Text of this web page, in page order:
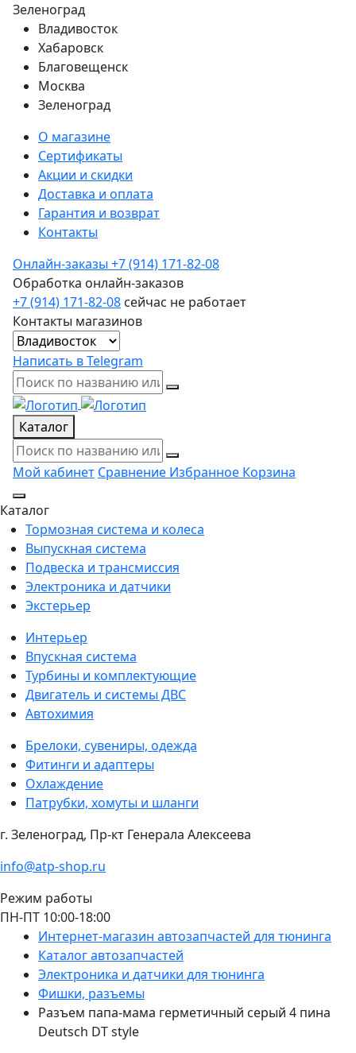
Зеленоград
Владивосток
Хабаровск
Благовещенск
Москва
Зеленоград
О магазине
Сертификаты
Акции и скидки
Доставка и оплата
Гарантия и возврат
Контакты
Онлайн-заказы +7 (914) 171-82-08
Обработка онлайн-заказов
+7 (914) 171-82-08 сейчас не работает
Контакты магазинов
Написать в Telegram
Каталог
Мой кабинет Сравнение Избранное Корзина
Каталог
Тормозная система и колеса
Выпускная система
Подвеска и трансмиссия
Электроника и датчики
Экстерьер
Интерьер
Впускная система
Турбины и комплектующие
Двигатель и системы ДВС
Автохимия
Брелоки, сувениры, одежда
Фитинги и адаптеры
Охлаждение
Патрубки, хомуты и шланги
г. Зеленоград, Пр-кт Генерала Алексеева
info@atp-shop.ru
Режим работы
ПН-ПТ 10:00-18:00
Интернет-магазин автозапчастей для тюнинга
Каталог автозапчастей
Электроника и датчики для тюнинга
Фишки, разъемы
Разъем папа-мама герметичный серый 4 пина
Deutsch DT style